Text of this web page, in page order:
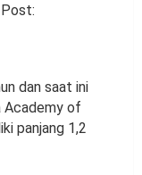
dan saat ini
Academy of
panjang 1,2